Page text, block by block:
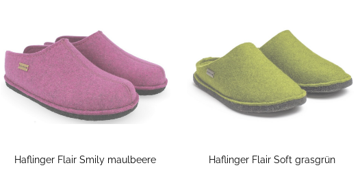
Haflinger Flair Smily maulbeere Haflinger Flair Soft grasgrün